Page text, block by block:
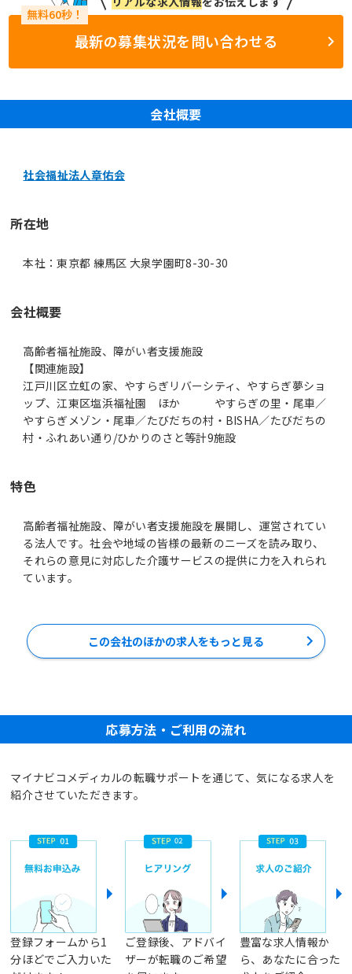
最新の募集状況を問い合わせる
会社概要
社会福祉法人章佑会
所在地
本社：東京都 練馬区 大泉学園町8-30-30
会社概要
高齢者福祉施設、障がい者支援施設
【関連施設】
江戸川区立虹の家、やすらぎリバーシティ、やすらぎ夢ショ
ップ、江東区塩浜福祉園 ほか やすらぎの里・尾車／
やすらぎメゾン・尾車／たびだちの村・BISHA／たびだちの
村・ふれあい通り/ひかりのさと等計9施設
特色
高齢者福祉施設、障がい者支援施設を展開し、運営されてい
る法人です。社会や地域の皆様の最新のニーズを読み取り、
それらの意見に対応した介護サービスの提供に力を入れられ
ています。
この会社のほかの求人をもっと見る
応募方法・ご利用の流れ
マイナビコメディカルの転職サポートを通じて、気になる求人を
紹介させていただきます。
登録フォームから1
分ほどでご入力いた
ご登録後、アドバイ
ザーが転職のご希望
豊富な求人情報か
ら、あなたに合った